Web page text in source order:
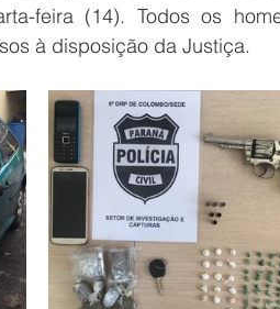
feira (14). Todos os
à disposição da Justiça.